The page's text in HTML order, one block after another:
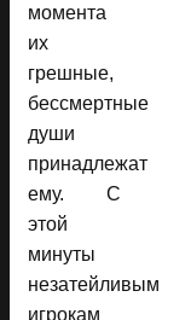
момента
их
грешные,
бессмертные
души
принадлежат
ему. С
этой
минуты
незатейливым
игрокам